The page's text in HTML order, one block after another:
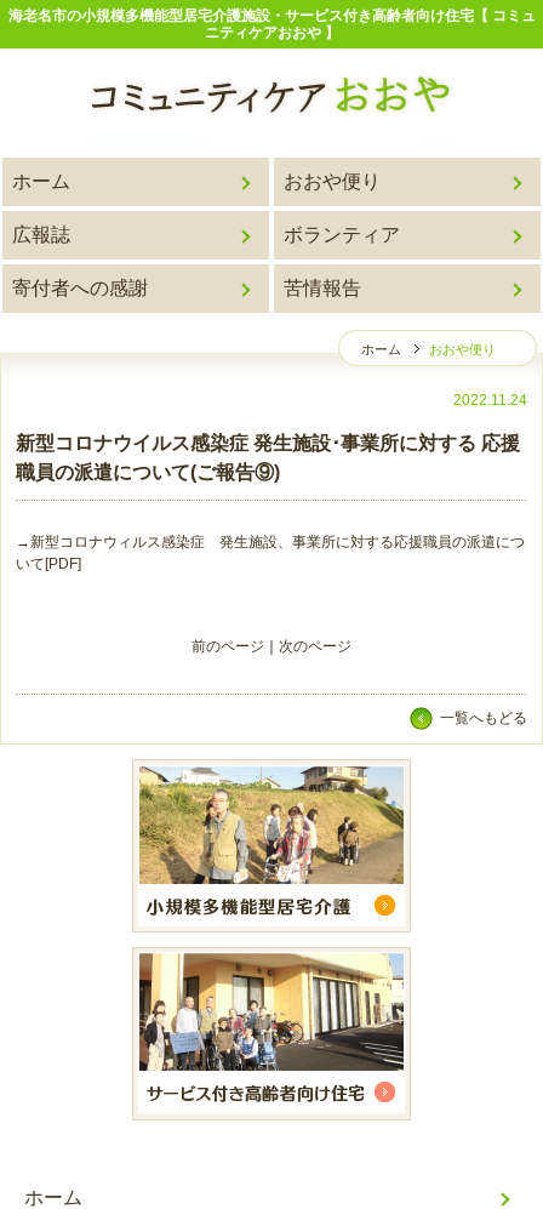
海老名市の小規模多機能型居宅介護施設・サービス付き高齢者向け住宅【 コミュ
ニティケアおおや 】
ホーム おおや便り
広報誌 ボランティア
寄付者への感謝 苦情報告
ホーム おおや便り
2022.11.24
新型コロナウイルス感染症 発生施設･事業所に対する 応援
職員の派遣について(ご報告⑨)
→新型コロナウィルス感染症 発生施設、事業所に対する応援職員の派遣につ
いて[PDF]
前のページ 次のページ
一覧へもどる
ホーム